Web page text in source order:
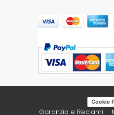
Cookie
Garanzia e Reclami